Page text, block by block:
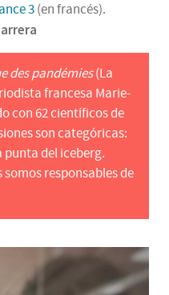
3(en francés).
des pandémies(La
francesa Marie-
con 62 científicos de
son categóricas:
punta del iceberg.
responsables de